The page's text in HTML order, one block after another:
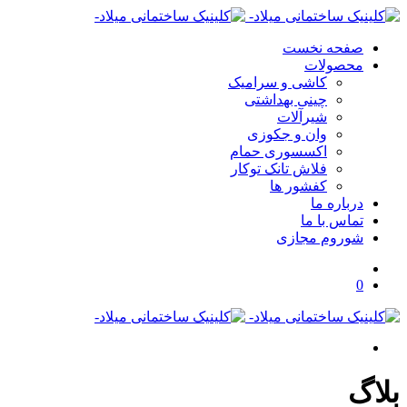
صفحه نخست
محصولات
کاشی و سرامیک
چینی بهداشتی
شیرآلات
وان و جکوزی
اکسسوری حمام
فلاش تانک توکار
کفشور ها
درباره ما
تماس با ما
شوروم مجازی
0
بلاگ